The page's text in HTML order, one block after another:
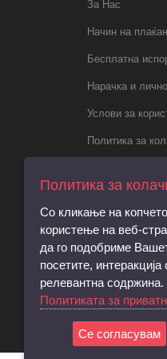
За Нас
Начин на
Бесплатна
Нарачка и
Услови за
Политика за
Правила за
регистрација и
Барање за
личните
Услови и
маркетинг
Политика за
Со кликање на
користење на веб-
да го подобриме
посетите,
релевантна содржина.
Политиката за
Се согласувам